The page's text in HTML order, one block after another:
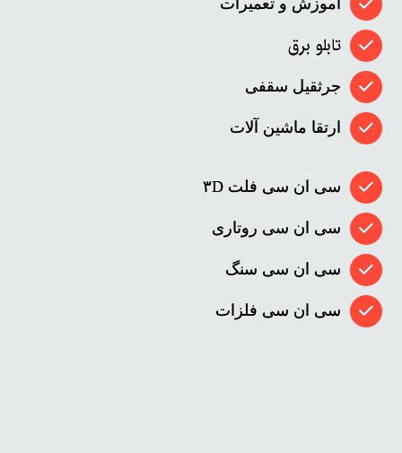
آموزش و تعمیرات
تابلو برق
جرثقیل سقفی
ارتقا ماشین آلات
سی ان سی فلت ۳D
سی ان سی روتاری
سی ان سی سنگ
سی ان سی فلزات